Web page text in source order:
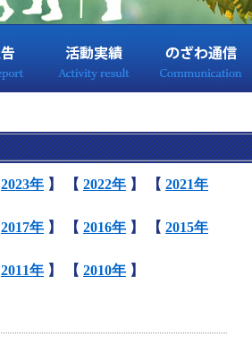
2023年 】 【 2022年 】 【 2021年
2017年 】 【 2016年 】 【 2015年
2011年 】 【 2010年 】